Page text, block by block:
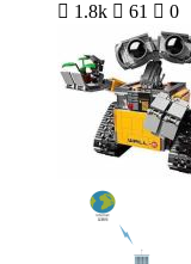
 1.8k  61  0